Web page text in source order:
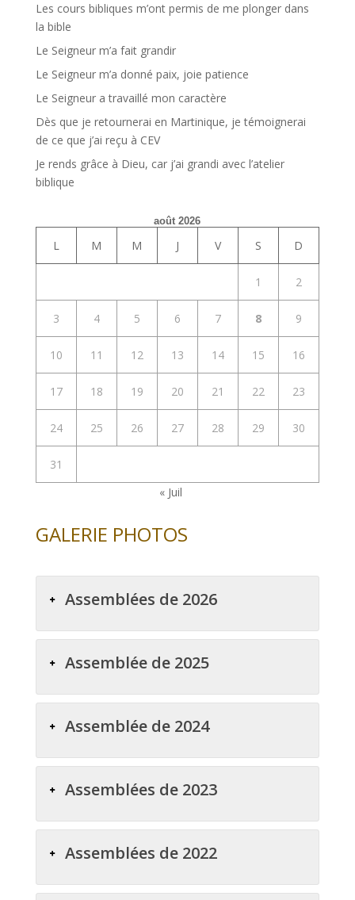
Les cours bibliques m’ont permis de me plonger dans
la bible
Le Seigneur m’a fait grandir
Le Seigneur m’a donné paix, joie patience
Le Seigneur a travaillé mon caractère
Dès que je retournerai en Martinique, je témoignerai
de ce que j’ai reçu à CEV
Je rends grâce à Dieu, car j’ai grandi avec l’atelier
biblique
août 2026
L M M J V S D
1 2
3 4 5 6 7 8 9
10 11 12 13 14 15 16
17 18 19 20 21 22 23
24 25 26 27 28 29 30
31
« Juil
GALERIE PHOTOS
Assemblées de 2026
Assemblée de 2025
Assemblée de 2024
Assemblées de 2023
Assemblées de 2022